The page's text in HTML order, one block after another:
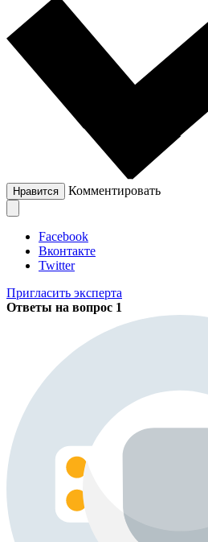
Нравится Комментировать
Facebook
Вконтакте
Twitter
Пригласить эксперта
Ответы на вопрос 1